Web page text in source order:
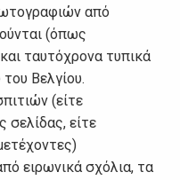
από
(όπως
ταυτόχρονα τυπικά
Βελγίου.
(είτε
σελίδας, είτε
ειρωνικά σχόλια, τα